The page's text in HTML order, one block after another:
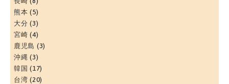
熊本 (5)
大分 (3)
宮崎 (4)
鹿児島 (3)
沖縄 (3)
韓国 (17)
台湾 (20)